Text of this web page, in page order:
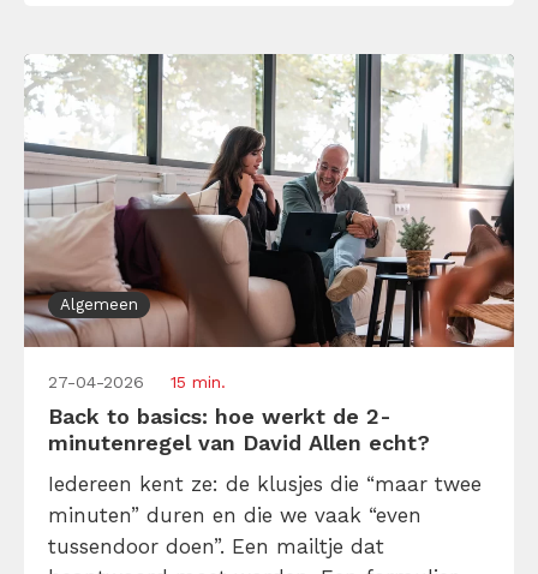
Algemeen
27-04-2026 15 min.
Back to basics: hoe werkt de 2-
minutenregel van David Allen echt?
Iedereen kent ze: de klusjes die “maar twee
minuten” duren en die we vaak “even
tussendoor doen”. Een mailtje dat